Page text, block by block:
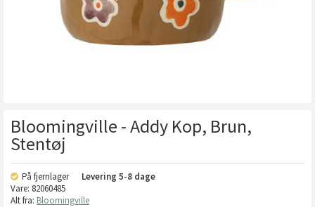
Bloomingville - Addy Kop, Brun,
Stentøj
På fjernlager Levering 5-8 dage
Vare: 82060485
Alt fra: Bloomingville